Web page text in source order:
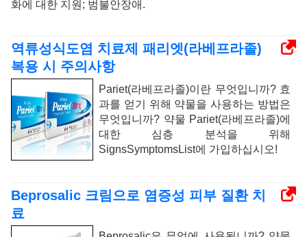
화에 대한 지원; 범불안장애.
역류성식도염 치료제 패리엣(라베프라졸)
복용 시 주의사항
Pariet(라베프라졸)이란 무엇입니까? 효
과를 얻기 위해 약물을 사용하는 방법은
무엇입니까? 약물 Pariet(라베프라졸)에
대한 심층 분석을 위해
SignsSymptomsList에 가입하십시오!
Beprosalic 크림으로 염증성 피부 질환 치
료